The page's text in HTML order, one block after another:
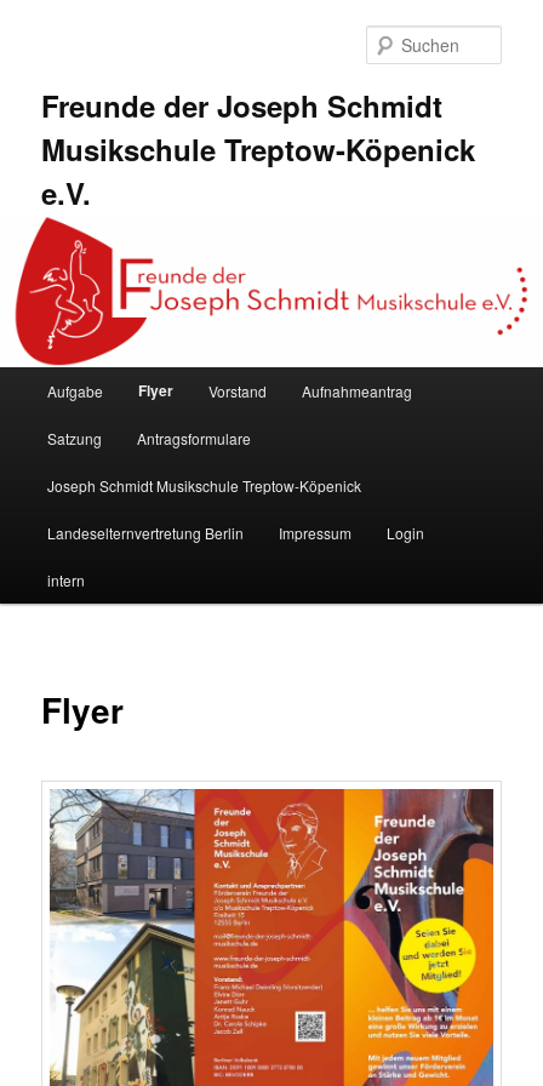
Freunde der Joseph Schmidt
Musikschule Treptow-Köpenick
e.V.
Aufgabe Flyer Vorstand Aufnahmeantrag
Satzung Antragsformulare
Joseph Schmidt Musikschule Treptow-Köpenick
Landeselternvertretung Berlin Impressum Login
intern
Flyer